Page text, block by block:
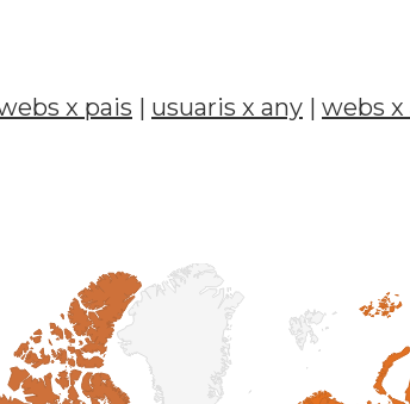
x pais | usuaris x any | webs x